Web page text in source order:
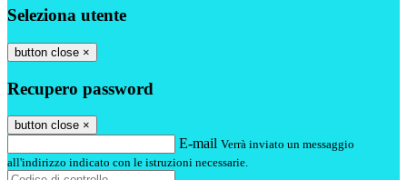
Seleziona utente
button close ×
Recupero password
button close ×
E-mail Verrà inviato un messaggio
all'indirizzo indicato con le istruzioni necessarie.